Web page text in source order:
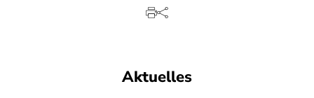
Aktuelles